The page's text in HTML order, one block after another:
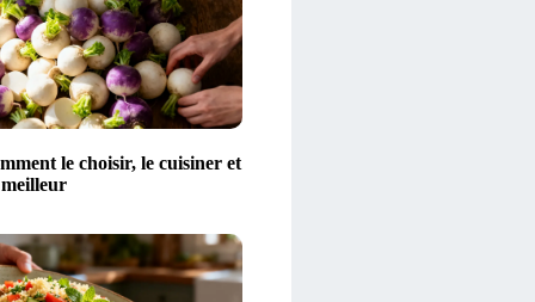
le choisir, le cuisiner et